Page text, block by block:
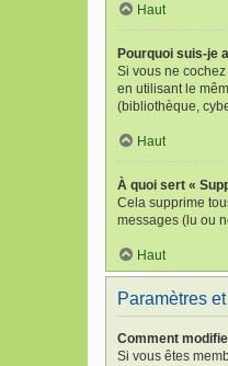
Haut
Pourquoi suis-je
Si vous ne
en utilisant le
(bibliothèque,
Haut
À quoi sert «
Cela supprime
messages (lu ou
Haut
Paramètres
Comment
Si vous êtes